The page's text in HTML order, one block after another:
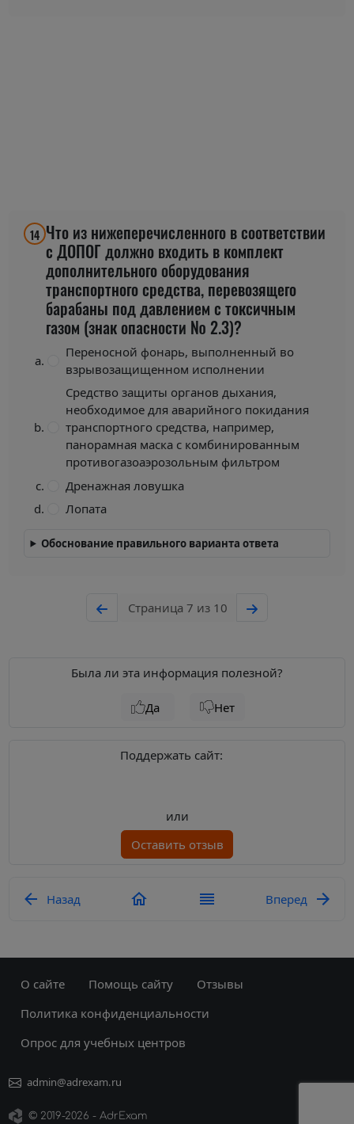
14 Что из нижеперечисленного в соответствии
с ДОПОГ должно входить в комплект
дополнительного оборудования
транспортного средства, перевозящего
барабаны под давлением с токсичным
газом (знак опасности № 2.3)?
Переносной фонарь, выполненный во
взрывозащищенном исполнении
Средство защиты органов дыхания,
необходимое для аварийного покидания
транспортного средства, например,
панорамная маска с комбинированным
противогазоаэрозольным фильтром
Дренажная ловушка
Лопата
Обоснование правильного варианта ответа
Страница 7 из 10
Была ли эта информация полезной?
Да Нет
Поддержать сайт:
или
Оставить отзыв
Назад Вперед
О сайте Помощь сайту
Отзывы
Политика конфиденциальности
Опрос для учебных центров
© 2019-2026 - AdrExam
admin@adrexam.ru